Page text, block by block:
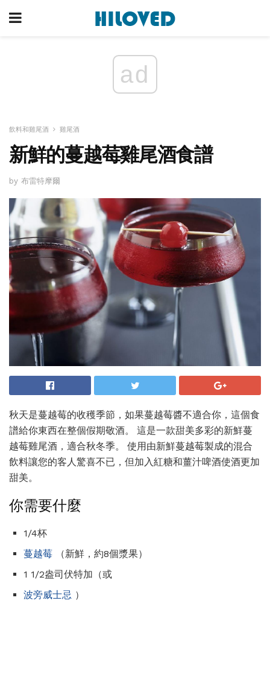
ad
飲料和雞尾酒 雞尾酒
新鮮的蔓越莓雞尾酒食譜
by 布雷特摩爾
秋天是蔓越莓的收穫季節，如果蔓越莓醬不適合你，這個食
譜給你東西在整個假期敬酒。 這是一款甜美多彩的新鮮蔓
越莓雞尾酒，適合秋冬季。 使用由新鮮蔓越莓製成的混合
飲料讓您的客人驚喜不已，但加入紅糖和薑汁啤酒使酒更加
甜美。
你需要什麼
1/4杯
蔓越莓 （新鮮，約8個漿果）
1 1/2盎司伏特加（或
波旁威士忌 ）